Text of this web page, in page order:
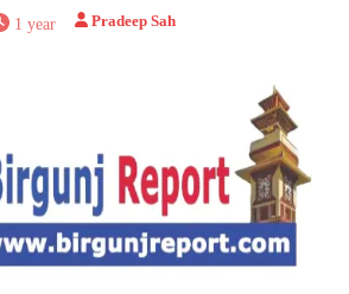
1 year Pradeep Sah